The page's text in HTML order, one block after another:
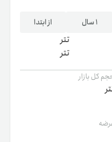
۱ سال از ابتدا
تتر
تتر
کل بازار